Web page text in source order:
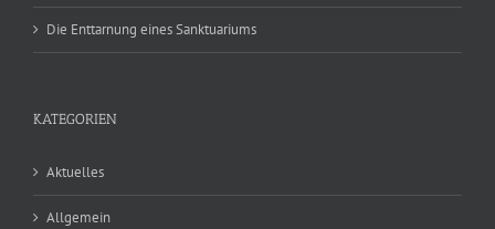
Die Enttarnung eines Sanktuariums
KATEGORIEN
Aktuelles
Allgemein